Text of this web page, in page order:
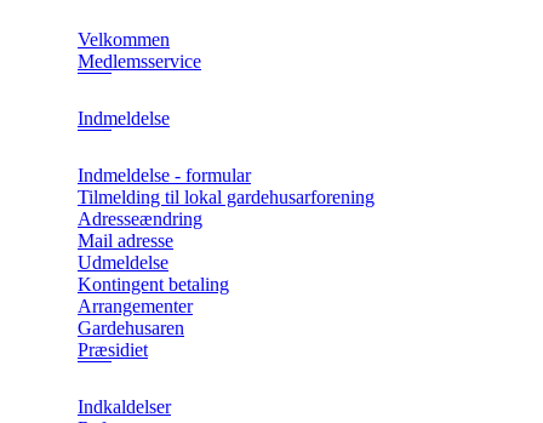
Velkommen
Medlemsservice
Indmeldelse
Indmeldelse - formular
Tilmelding til lokal gardehusarforening
Adresseændring
Mail adresse
Udmeldelse
Kontingent betaling
Arrangementer
Gardehusaren
Præsidiet
Indkaldelser